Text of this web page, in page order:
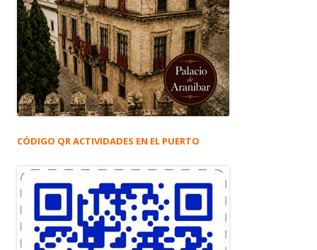
CÓDIGO QR ACTIVIDADES EN EL PUERTO